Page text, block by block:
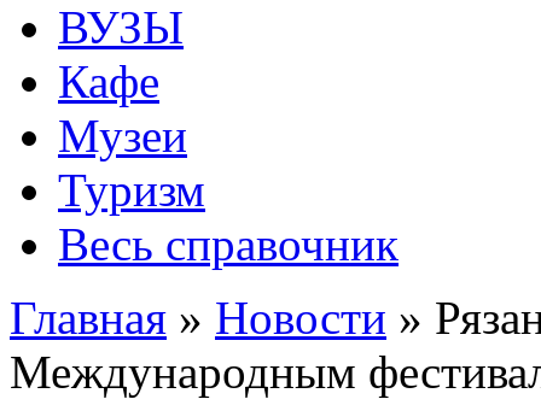
ВУЗЫ
Кафе
Музеи
Туризм
Весь справочник
Главная » Новости »
Международным